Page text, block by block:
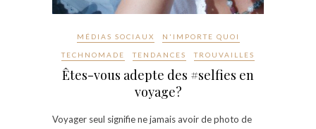
MÉDIAS SOCIAUX N'IMPORTE QUOI
TECHNOMADE TENDANCES TROUVAILLES
Êtes-vous adepte des #selfies en
voyage?
Voyager seul signifie ne jamais avoir de photo de